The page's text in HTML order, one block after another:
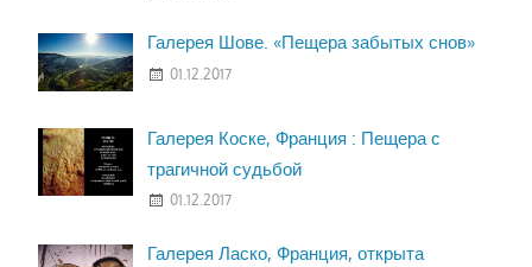
Галерея Шове. «Пещера забытых снов»
01.12.2017
Галерея Коске, Франция : Пещера с
трагичной судьбой
01.12.2017
Галерея Ласко, Франция, открыта